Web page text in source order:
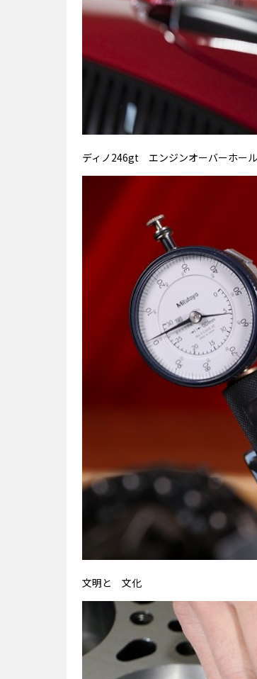
ディノ246gt エンジンオーバーホー
文明と 文化